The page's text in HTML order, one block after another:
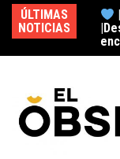
ÚLTIMAS
NOTICIAS
fue